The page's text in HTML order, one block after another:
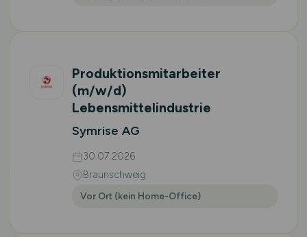
Produktionsmitarbeiter
(m/w/d)
Lebensmittelindustrie
Symrise AG
30.07.2026
Braunschweig
Vor Ort (kein Home-Office)